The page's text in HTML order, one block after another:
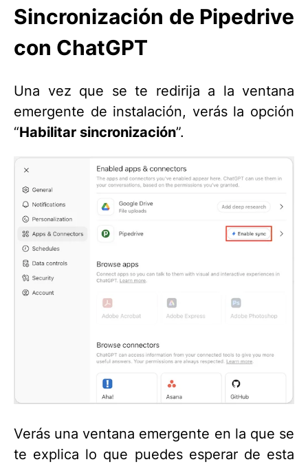
Sincronización de Pipedrive
con ChatGPT
Una vez que se te redirija a la ventana
emergente de instalación, verás la opción
“Habilitar sincronización”.
Verás una ventana emergente en la que se
te explica lo que puedes esperar de esta